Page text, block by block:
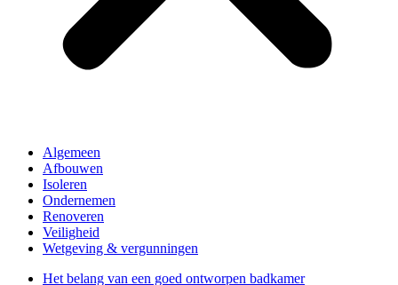
Algemeen
Afbouwen
Isoleren
Ondernemen
Renoveren
Veiligheid
Wetgeving & vergunningen
Het belang van een goed ontworpen badkamer